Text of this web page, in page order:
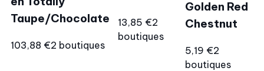
Taupe/Chocolate
103,88 €2 boutiques
13,85 €2
boutiques
Golden Red
Chestnut
5,19 €2
boutiques